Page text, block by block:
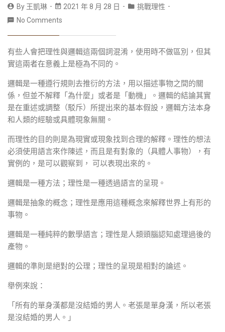
By 王凱琳 2021 年 8 月 28 日
挑戰理性
No Comments
有些人會把理性與邏輯這兩個詞混淆，使用時不做區別，但其
實這兩者在意義上是極為不同的。
邏輯是一種遵行規則去推衍的方法，用以描述事物之間的關
係，但並不解釋「為什麼」或者是「動機」。邏輯的結論其實
是在重述或調整（駁斥）所提出來的基本假設，邏輯方法本身
和人類的經驗或具體現象無關。
而理性的目的則是為現實或現象找到合理的解釋。理性的想法
必須使用語言來作陳述，而且是有對象的（具體人事物），有
實例的，是可以觀察到， 可以表現出來的。
邏輯是一種方法；理性是一種透過語言的呈現。
邏輯是抽象的概念；理性是應用這種概念來解釋世界上有形的
事物。
邏輯是一種純粹的數學語言；理性是人類頭腦認知處理過後的
產物。
邏輯的準則是絕對的公理；理性的呈現是相對的論述。
舉例來說：
「所有的單身漢都是沒結婚的男人。老張是單身漢，所以老張
是沒結婚的男人。」